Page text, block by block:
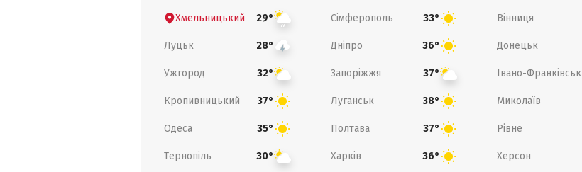
Хмельницький 29° Сімферополь 33° Вінниця
Луцьк 28° Дніпро 36° Донецьк
Ужгород 32° Запоріжжя 37° Івано-Франківськ
Кропивницький 37° Луганськ 38° Миколаїв
Одеса 35° Полтава 37° Рівне
Тернопіль 30° Харків 36° Херсон